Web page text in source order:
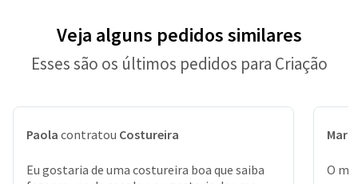
Veja alguns pedidos similares
Esses são os últimos pedidos para Criação
Paola contratou Costureira
Eu gostaria de uma costureira boa que saiba
O